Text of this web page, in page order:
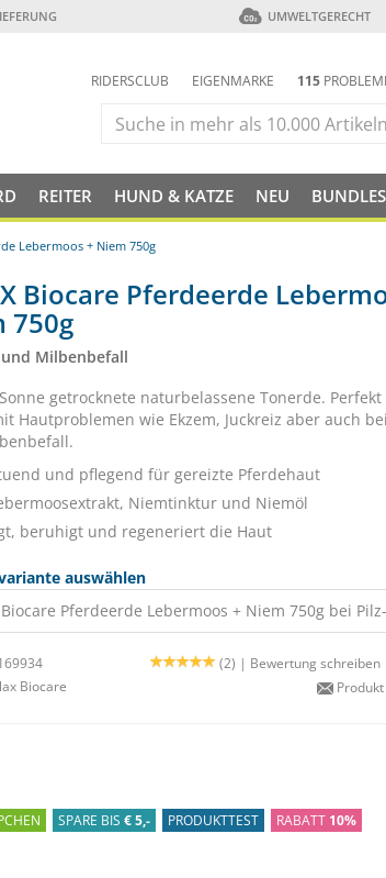
UMWELTGERECHT
RIDERSCLUB EIGENMARKE 115
REITER HUND & KATZE NEU BUNDLES
Lebermoos + Niem 750g
Biocare Pferdeerde
750g
Milbenbefall
getrocknete naturbelassene Tonerde.
Hautproblemen wie Ekzem, Juckreiz aber auch
und pflegend für gereizte Pferdehaut
Niemtinktur und Niemöl
beruhigt und regeneriert die Haut
auswählen
Biocare Pferdeerde Lebermoos + Niem 750g bei
(2) | Bewertung schreiben
Biocare
SPARE BIS € 5,- PRODUKTTEST RABATT 10%